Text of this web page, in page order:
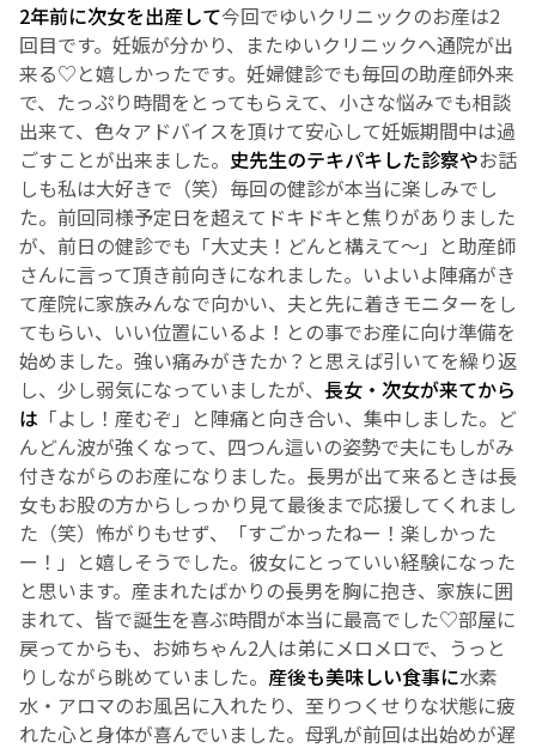
2年前に次女を出産して今回でゆいクリニックのお産は2
回目です。 妊娠が分かり、またゆいクリニックへ通院が出
来る♡と嬉しかったです。 妊婦健診でも毎回の助産師外来
で、たっぷり時間をとってもらえて、小さな悩みでも相談
出来て、色々アドバイスを頂けて安心して妊娠期間中は過
ごすことが出来ました。 史先生のテキパキした診察やお話
しも私は大好きで（笑）毎回の健診が本当に楽しみでし
た。 前回同様予定日を超えてドキドキと焦りがありました
が、前日の健診でも「大丈夫！どんと構えて〜」と助産師
さんに言って頂き前向きになれました。 いよいよ陣痛がき
て産院に家族みんなで向かい、夫と先に着きモニターをし
てもらい、いい位置にいるよ！との事でお産に向け準備を
始めました。 強い痛みがきたか？と思えば引いてを繰り返
し、少し弱気になっていましたが、 長女・次女が来てから
は 「よし！産むぞ」と陣痛と向き合い、集中しました。 ど
んどん波が強くなって、四つん這いの姿勢で夫にもしがみ
付きながらのお産になりました。長男が出て来るときは長
女もお股の方からしっかり見て最後まで応援してくれまし
た（笑）怖がりもせず、「すごかったねー！楽しかった
ー！」と嬉しそうでした。彼女にとっていい経験になった
と思います。 産まれたばかりの長男を胸に抱き、家族に囲
まれて、皆で誕生を喜ぶ時間が本当に最高でした♡部屋に
戻ってからも、お姉ちゃん2人は弟にメロメロで、うっと
りしながら眺めていました。 産後も美味しい食事に水素
水・アロマのお風呂に入れたり、至りつくせりな状態に疲
れた心と身体が喜んでいました。 母乳が前回は出始めが遅
母乳育児
予防接種
その他の診療内容
‘さんルーム’ でさまざまな講座・クラス
遠方にお住まいで当院での出産を希望される方へ
医師プロフィール
English Page